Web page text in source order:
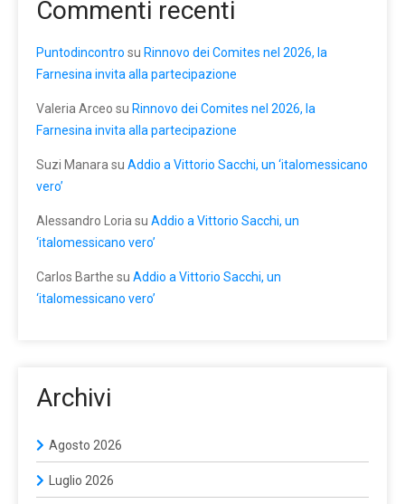
Commenti recenti
Puntodincontro su Rinnovo dei Comites nel 2026, la
Farnesina invita alla partecipazione
Valeria Arceo su Rinnovo dei Comites nel 2026, la
Farnesina invita alla partecipazione
Suzi Manara su Addio a Vittorio Sacchi, un ‘italomessicano
vero’
Alessandro Loria su Addio a Vittorio Sacchi, un
‘italomessicano vero’
Carlos Barthe su Addio a Vittorio Sacchi, un
‘italomessicano vero’
Archivi
Agosto 2026
Luglio 2026